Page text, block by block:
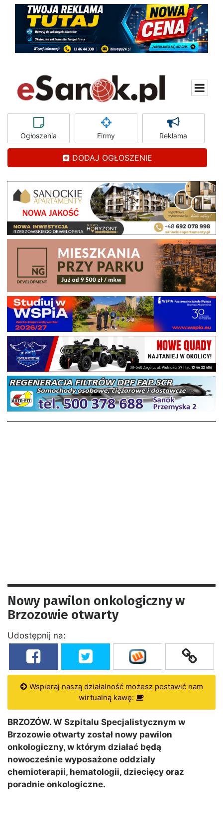
Ogłoszenia Firmy Reklama
DODAJ OGŁOSZENIE
Nowy pawilon onkologiczny w
Brzozowie otwarty
Udostępnij na:
Wspieraj naszą działalność możesz postawić nam
wirtualną kawę:
BRZOZÓW. W Szpitalu Specjalistycznym w
Brzozowie otwarty został nowy pawilon
onkologiczny, w którym działać będą
nowocześnie wyposażone oddziały
chemioterapii, hematologii, dziecięcy oraz
poradnie onkologiczne.